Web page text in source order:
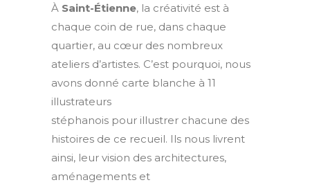
À Saint-Étienne, la créativité est à
chaque coin de rue, dans chaque
quartier, au cœur des nombreux
ateliers d’artistes. C’est pourquoi, nous
avons donné carte blanche à 11
illustrateurs
stéphanois pour illustrer chacune des
histoires de ce recueil. Ils nous livrent
ainsi, leur vision des architectures,
aménagements et